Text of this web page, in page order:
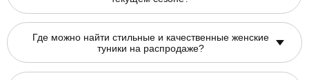
Где можно найти стильные и качественные женские
туники на распродаже?